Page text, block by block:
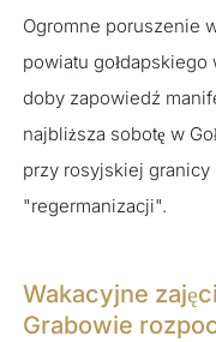
Ogromne poruszenie
powiatu gołdapskiego
doby zapowiedź
najbliższa sobotę w
przy rosyjskiej granicy
"regermanizacji".
Wakacyjne
Grabowie